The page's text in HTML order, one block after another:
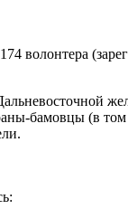
волонтера
бамовцы (в